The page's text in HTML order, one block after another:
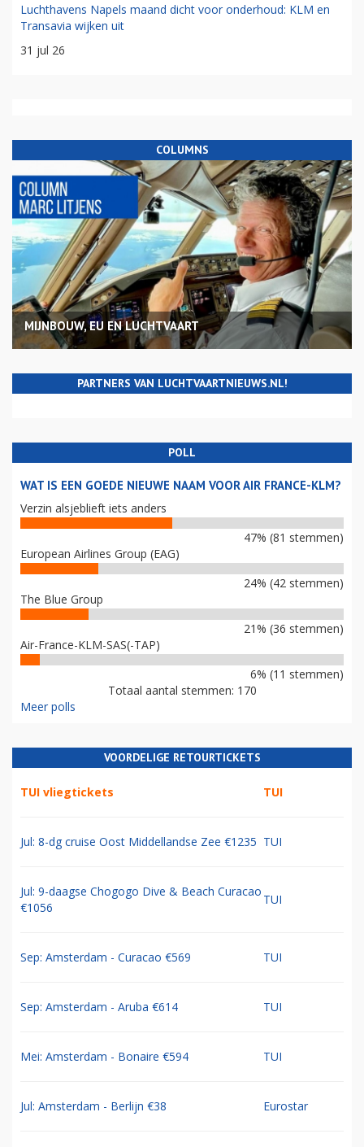
Luchthavens Napels maand dicht voor onderhoud: KLM en
Transavia wijken uit
31 jul 26
COLUMNS
MIJNBOUW, EU EN LUCHTVAART
PARTNERS VAN LUCHTVAARTNIEUWS.NL!
POLL
WAT IS EEN GOEDE NIEUWE NAAM VOOR AIR FRANCE-KLM?
Verzin alsjeblieft iets anders
47% (81 stemmen)
European Airlines Group (EAG)
24% (42 stemmen)
The Blue Group
21% (36 stemmen)
Air-France-KLM-SAS(-TAP)
6% (11 stemmen)
Totaal aantal stemmen: 170
Meer polls
VOORDELIGE RETOURTICKETS
TUI vliegtickets TUI
Jul: 8-dg cruise Oost Middellandse Zee €1235 TUI
Jul: 9-daagse Chogogo Dive & Beach Curacao
€1056
TUI
Sep: Amsterdam - Curacao €569 TUI
Sep: Amsterdam - Aruba €614 TUI
Mei: Amsterdam - Bonaire €594 TUI
Jul: Amsterdam - Berlijn €38 Eurostar